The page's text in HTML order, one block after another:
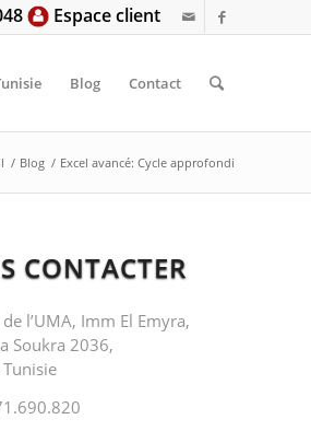
Espace client
Blog Contact
/ Blog / Excel avancé: Cycle approfondi
CONTACTER
l’UMA, Imm El Emyra,
Soukra 2036,